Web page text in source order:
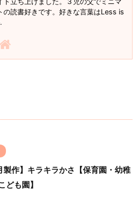
の読書好きです。好きな言葉はLess is
製作】キラキラかさ【保育園・幼稚
ども園】